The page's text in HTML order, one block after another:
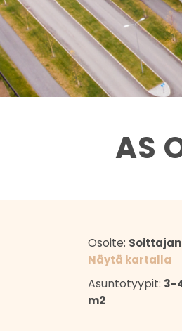
AS
Osoite:
Näytä kartalla
Asuntotyypit: 3-
m2